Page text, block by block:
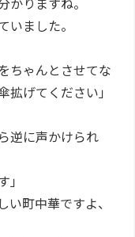
ました。
ちゃんとさせてな
げてください」
逆に声かけられ
い町中華ですよ、